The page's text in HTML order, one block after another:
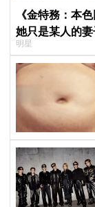
《金特務：本
她只是某人的
明星